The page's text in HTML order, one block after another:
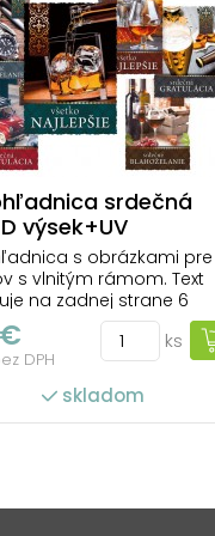
srdečná
výsek+UV
s obrázkami pre
s vlnitým rámom. Text
na zadnej strane 6
zo 6. Text na prednej
blahoželanie,
srdečná
Text na zadnej strane:
1: Všetko najlepšie,
DPH
ks
skladom